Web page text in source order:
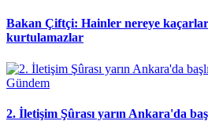
Bakan Çiftçi: Hainler nereye
kurtulamazlar
Gündem
2. İletişim Şûrası yarın Ankara'da